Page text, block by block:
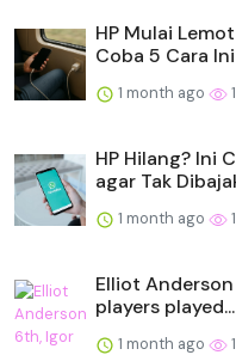
HP Mulai
Coba 5 Cara Ini
1 month ago
HP Hilang? Ini
agar Tak
1 month ago
Elliot
players played...
1 month ago